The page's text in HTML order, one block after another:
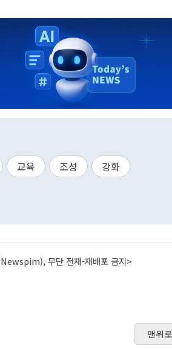
교육 조성
강화
무단 전재-재배포 금지>
맨위로